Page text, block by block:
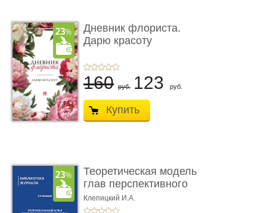
Дневник флориста.
Дарю красоту
160 руб. 123 руб.
Купить
Теоретическая модель
глав перспективного
УК о ...
Клепицкий И.А.